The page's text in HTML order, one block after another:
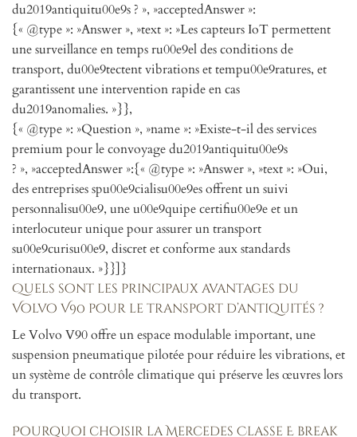
du2019antiquitu00e9s ? », »acceptedAnswer »:
{« @type »: »Answer », »text »: »Les capteurs IoT permettent
une surveillance en temps ru00e9el des conditions de
transport, du00e9tectent vibrations et tempu00e9ratures, et
garantissent une intervention rapide en cas
du2019anomalies. »}},
{« @type »: »Question », »name »: »Existe-t-il des services
premium pour le convoyage du2019antiquitu00e9s
? », »acceptedAnswer »:{« @type »: »Answer », »text »: »Oui,
des entreprises spu00e9cialisu00e9es offrent un suivi
personnalisu00e9, une u00e9quipe certifiu00e9e et un
interlocuteur unique pour assurer un transport
su00e9curisu00e9, discret et conforme aux standards
internationaux. »}}]}
Quels sont les principaux avantages du
Volvo V90 pour le transport d’antiquités ?
Le Volvo V90 offre un espace modulable important, une
suspension pneumatique pilotée pour réduire les vibrations, et
un système de contrôle climatique qui préserve les œuvres lors
du transport.
Pourquoi choisir la Mercedes Classe E break